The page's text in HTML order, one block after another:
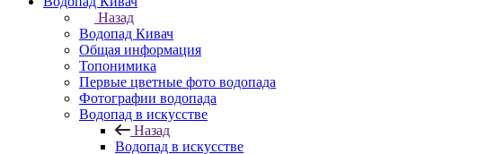
Назад
Водопад Кивач
Общая информация
Топонимика
Первые цветные фото водопада
Фотографии водопада
Водопад в искусстве
Назад
Водопад в искусстве